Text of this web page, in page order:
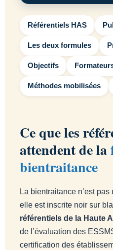
Référentiels HAS
Les deux formules
Objectifs
Méthodes mobilisées
Ce que les
attendent de la
bientraitance
La bientraitance n’est
elle est inscrite noir sur
référentiels de la Haute
de l’évaluation des
certification des